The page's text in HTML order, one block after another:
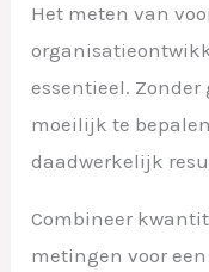
Het meten van
essentieel.
moeilijk te
daadwerkelijk
Combineer
metingen voor